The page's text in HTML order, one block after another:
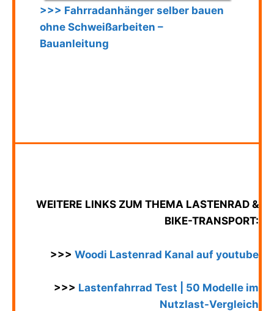
>>> Fahrradanhänger selber bauen
ohne Schweißarbeiten –
Bauanleitung
WEITERE LINKS ZUM THEMA LASTENRAD &
BIKE-TRANSPORT:
>>> Woodi Lastenrad Kanal auf youtube
>>> Lastenfahrrad Test | 50 Modelle im
Nutzlast-Vergleich